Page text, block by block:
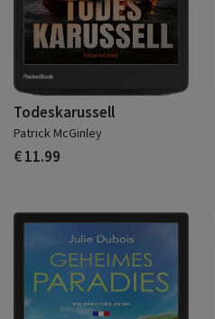
Todeskarussell
Patrick McGinley
€ 11.99